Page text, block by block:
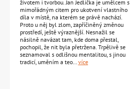
životem i tvorbou. Jan Jedlička je umělcem s
mimořádným citem pro ukotvení vlastního
díla v místě, na kterém se právě nachází.
Proto u něj byl zlom, zapříčiněný změnou
prostředí, ještě výraznější. Nesnažil se
násilně navázat tam, kde doma přestal,
pochopil, že nit byla přetržena. Trpělivě se
seznamoval s odlišnou mentalitou, s jinou
tradicí, uměním a teo…více